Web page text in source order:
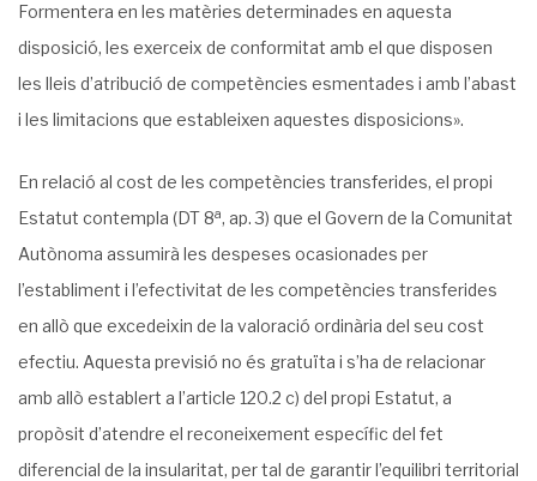
Formentera en les matè­ries determinades en aquesta
disposició, les exerceix de conformitat amb el que disposen
les lleis d’atribució de competències esmentades i amb l’abast
i les limitacions que esta­bleixen aquestes disposicions».
En relació al cost de les competències transferides, el propi
Estatut contempla (DT 8a, ap. 3) que el Govern de la Comunitat
Autònoma assumirà les despeses ocasionades per
l’establiment i l’efectivitat de les competències transferides
en allò que excedeixin de la valoració ordinària del seu cost
efectiu. Aquesta previsió no és gratuïta i s’ha de relacionar
amb allò establert a l’article 120.2 c) del propi Estatut, a
propòsit d’atendre el reconeixe­ment específic del fet
diferencial de la insularitat, per tal de garantir l’equilibri territorial